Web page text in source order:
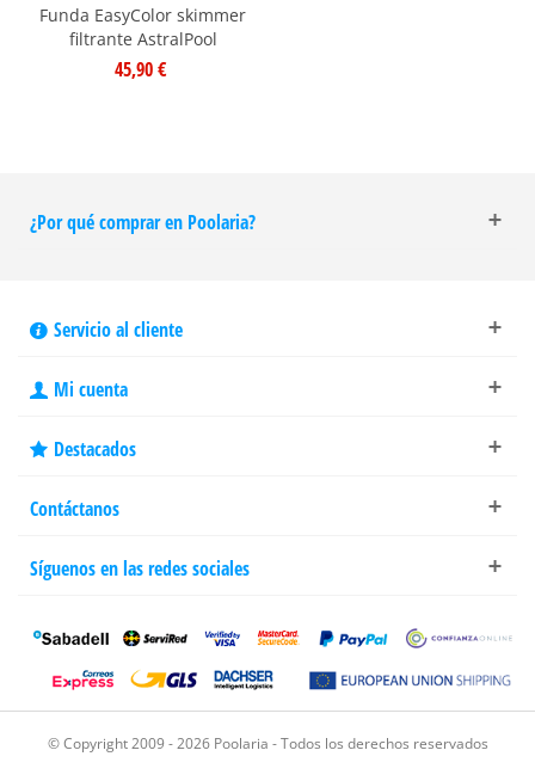
Funda EasyColor skimmer
filtrante AstralPool
45,90 €
¿Por qué comprar en Poolaria?
Servicio al cliente
Mi cuenta
Destacados
Contáctanos
Síguenos en las redes sociales
© Copyright 2009 - 2026 Poolaria - Todos los derechos reservados